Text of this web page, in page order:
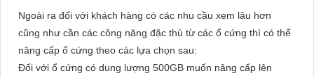
Ngoài ra đối với khách hàng có các nhu cầu xem lâu hơn
cũng như cần các công năng đặc thù từ các ổ cứng thì có thể
nâng cấp ổ cứng theo các lựa chọn sau:
Đối với ổ cứng có dung lượng 500GB muốn nâng cấp lên